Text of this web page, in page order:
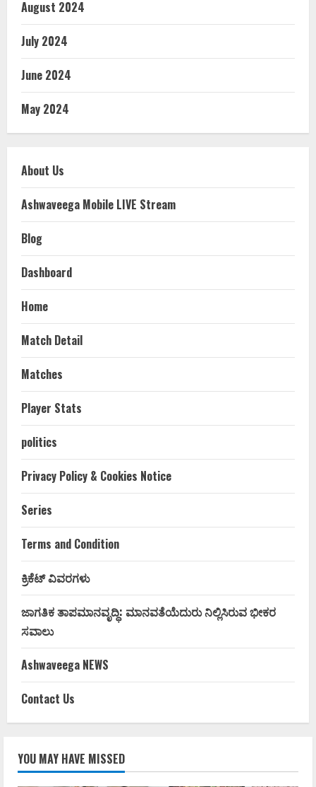
August 2024
July 2024
June 2024
May 2024
About Us
Ashwaveega Mobile LIVE Stream
Blog
Dashboard
Home
Match Detail
Matches
Player Stats
politics
Privacy Policy & Cookies Notice
Series
Terms and Condition
ಕ್ರಿಕೆಟ್ ವಿವರಗಳು
ಜಾಗತಿಕ ತಾಪಮಾನವೃದ್ಧಿ: ಮಾನವತೆಯೆದುರು ನಿಲ್ಲಿಸಿರುವ ಭೀಕರ
ಸವಾಲು
Ashwaveega NEWS
Contact Us
YOU MAY HAVE MISSED